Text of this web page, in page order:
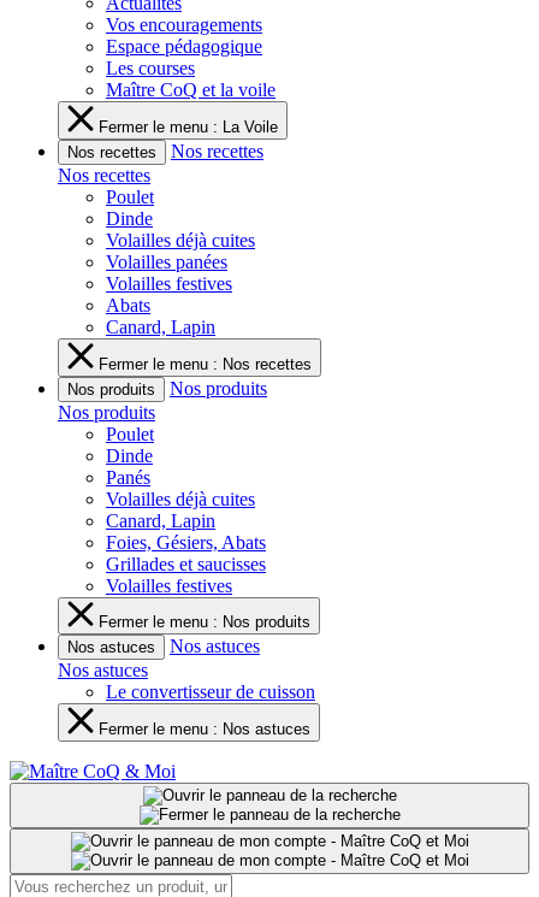
Vos encouragements
Espace pédagogique
Les courses
Maître CoQ et la voile
Fermer le menu : La Voile
Nos recettes
Nos recettes
Nos recettes
Poulet
Dinde
Volailles déjà cuites
Volailles panées
Volailles festives
Abats
Canard, Lapin
Fermer le menu : Nos recettes
Nos produits
Nos produits
Nos produits
Poulet
Dinde
Panés
Volailles déjà cuites
Canard, Lapin
Foies, Gésiers, Abats
Grillades et saucisses
Volailles festives
Fermer le menu : Nos produits
Nos astuces
Nos astuces
Nos astuces
Le convertisseur de cuisson
Fermer le menu : Nos astuces